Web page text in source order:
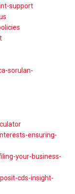
support
sorulan-
ensuring-
your-business-
cds-insight-